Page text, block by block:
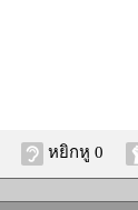
หยิกหู 0